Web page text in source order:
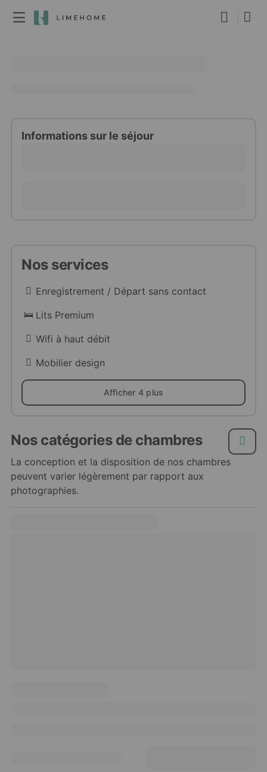
Informations sur le séjour
Nos services
Enregistrement / Départ sans contact
Lits Premium
Wifi à haut débit
Mobilier design
Afficher 4 plus
Nos catégories de chambres
La conception et la disposition de nos chambres
peuvent varier légèrement par rapport aux
photographies.